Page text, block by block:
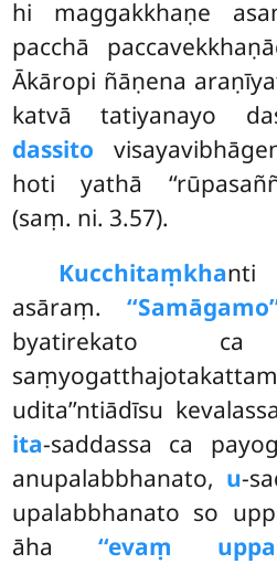
hi maggakkhaṇe
pacchā
Ākāropi ñāṇena
katvā tatiyanayo
dassito
hoti yathā
(saṃ. ni. 3.57).
Kucchitaṃkhanti
asāraṃ.
byatirekato
udita’’ntiādīsu kevalassa
ita-saddassa ca
anupalabbhanato, u-
upalabbhanato so
āha‘‘evaṃ